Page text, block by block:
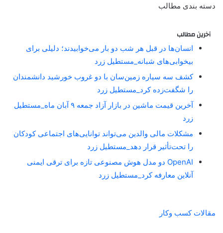
دسته بندی مطالب
آخرین مطالب
انسان‌ها در قبل هر شب دو بار می‌خوابیدند؛ دلیلی برای
بیخوابی‌های شبانه_مستطیل زرد
کشف سه سیاره زمین‌سان با دو غروب خورشید دانشمندان
را شگفت‌زده کرد_مستطیل زرد
آخرین قیمت ماشین در بازار آزاد جمعه ۹ آبان ماه_مستطیل
زرد
مشکلات مالی والدین می‌تواند توانایی‌های اجتماعی کودکان
را تحت‌تأثیر قرار دهد_مستطیل زرد
OpenAI دو مدل هوش مصنوعی تازه برای ترقی ایمنی
آنلاین معارفه کرد_مستطیل زرد
مقالات کسب وکار